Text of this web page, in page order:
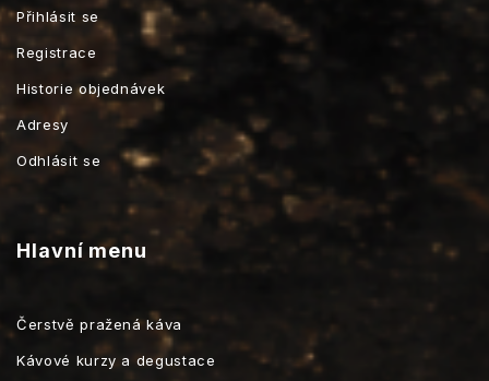
Přihlásit se
Registrace
Historie objednávek
Adresy
Odhlásit se
Hlavní menu
Čerstvě pražená káva
Kávové kurzy a degustace